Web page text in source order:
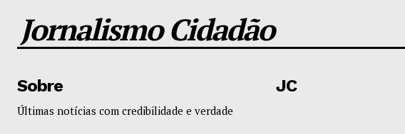
Jornalismo Cidadão
Sobre
Últimas notícias com credibilidade e verdade
JC